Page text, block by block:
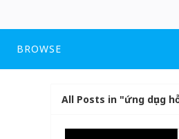
BROWSE
All Posts in "ứng dụng